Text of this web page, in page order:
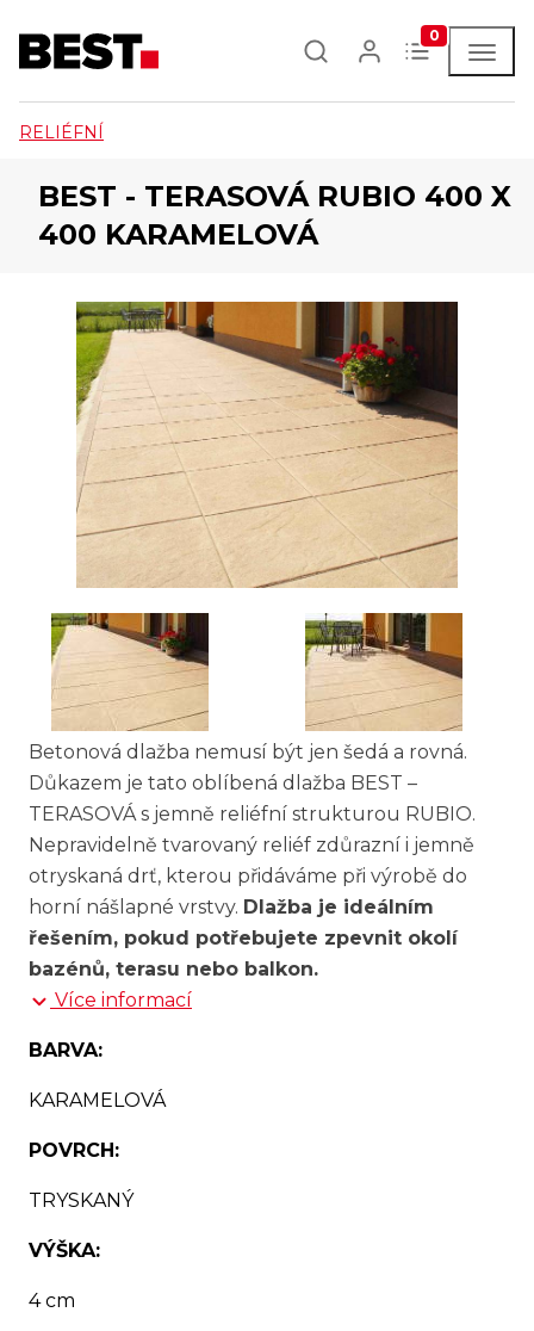
0
RELIÉFNÍ
BEST - TERASOVÁ RUBIO 400 X
400 KARAMELOVÁ
Betonová dlažba nemusí být jen šedá a rovná.
Důkazem je tato oblíbená dlažba BEST –
TERASOVÁ s jemně reliéfní strukturou RUBIO.
Nepravidelně tvarovaný reliéf zdůrazní i jemně
otryskaná drť, kterou přidáváme při výrobě do
horní nášlapné vrstvy. Dlažba je ideálním
řešením, pokud potřebujete zpevnit okolí
bazénů, terasu nebo balkon.
Více informací
BARVA:
KARAMELOVÁ
POVRCH:
TRYSKANÝ
VÝŠKA:
4 cm